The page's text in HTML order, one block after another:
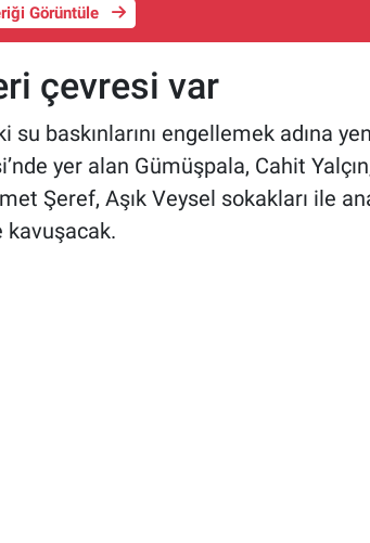
Görüntüle
çevresi var
baskınlarını engellemek adına
yer alan Gümüşpala, Cahit
Şeref, Aşık Veysel sokakları ile
kavuşacak.